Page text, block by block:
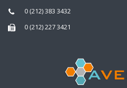
0 (212) 383 3432
0 (212) 227 3421